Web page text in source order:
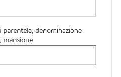
parentela, denominazione
mansione